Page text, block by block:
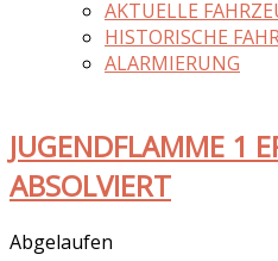
AKTUELLE
HISTORISCHE
ALARMIERUNG
JUGENDFLAMME 1
ABSOLVIERT
Abgelaufen